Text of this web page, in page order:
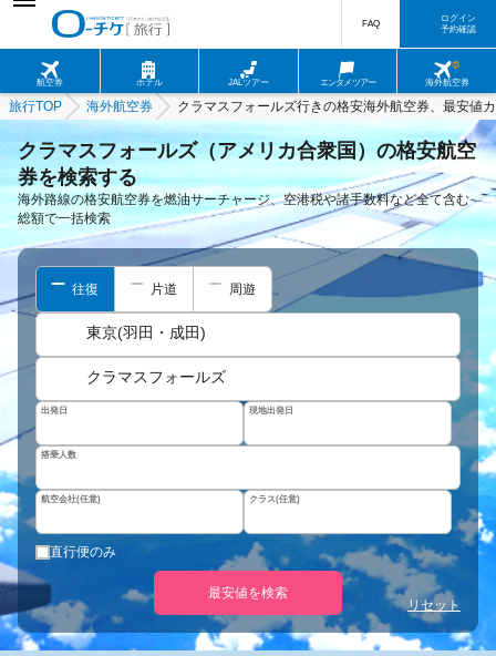
航空券 ホテル JALツアー エンタメツアー 海外航空券
FAQ
ログイン
予約確認
旅行TOP 海外航空券 クラマスフォールズ行きの格安海外航空券、最安値
クラマスフォールズ（アメリカ合衆国）の格安航空
券を検索する
海外路線の格安航空券を燃油サーチャージ、空港税や諸手数料など全て含む
総額で一括検索
往復 片道 周遊
東京(羽田・成田)
クラマスフォールズ
出発日 現地出発日
搭乗人数
航空会社(任意) クラス(任意)
直行便のみ
最安値を検索
リセット